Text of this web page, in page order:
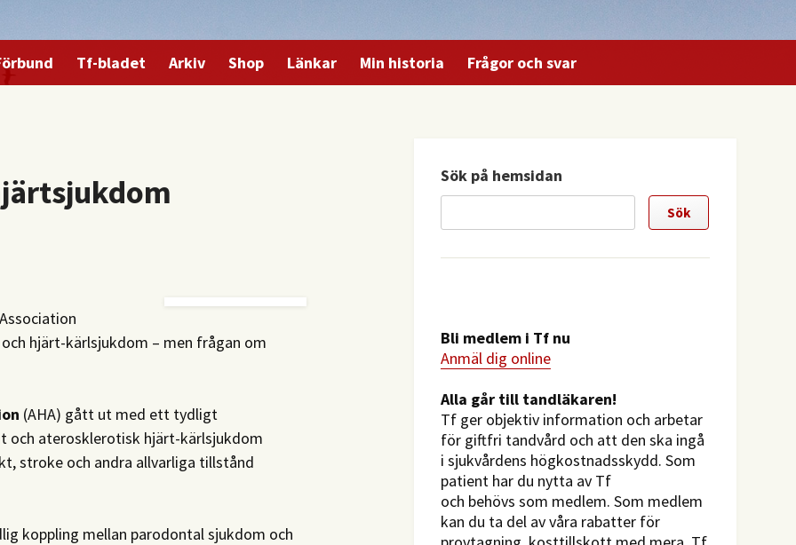
Tf-bladet Arkiv Shop Länkar Min historia Frågor och svar
hjärt-kärlsjukdom – men frågan om
(AHA) gått ut med ett tydligt
och aterosklerotisk hjärt-kärlsjukdom
stroke och andra allvarliga tillstånd
koppling mellan parodontal sjukdom och
Sök på hemsidan
Bli medlem i Tf nu
Anmäl dig online
​Alla går till tandläkaren!
Tf ger objektiv information och arbetar
för giftfri tandvård och att den ska ingå
i sjukvårdens högkostnadsskydd. Som
patient har du nytta av Tf
och behövs som medlem. Som medlem
kan du ta del av våra rabatter för